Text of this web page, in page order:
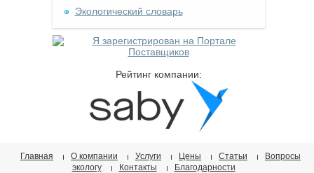
Экологический словарь
Рейтинг компании:
Главная О компании Услуги Цены Статьи
Вопросы
экологу
Контакты Благодарности